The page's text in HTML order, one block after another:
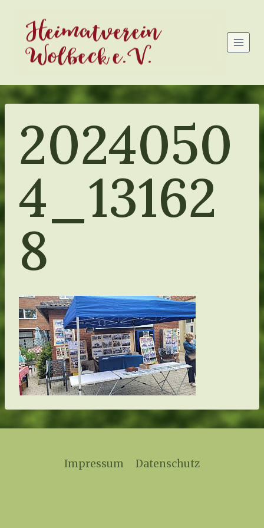
Inhalt
springenHeimatverein
Wolbeck e.V.
2024050
4_13162
8
Impressum Datenschutz